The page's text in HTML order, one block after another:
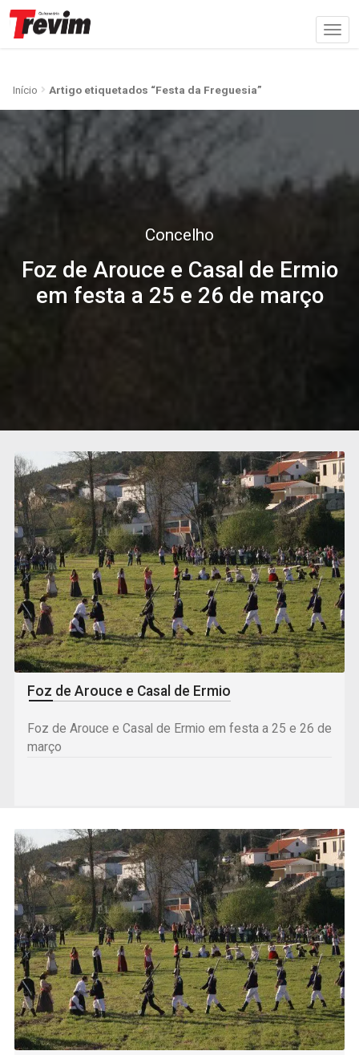
Início Artigo etiquetados “Festa da Freguesia”
Concelho
Foz de Arouce e Casal de Ermio
em festa a 25 e 26 de março
Foz de Arouce e Casal de Ermio
Foz de Arouce e Casal de Ermio em festa a 25 e 26 de
março